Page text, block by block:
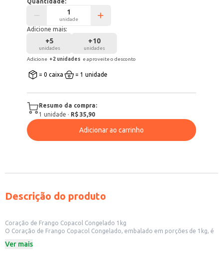
unidade
Adicione mais:
+5
unidades
+10
unidades
Adicione +2 unidades e aproveite o desconto
= 0 caixa = 1 unidade
Resumo da compra:
1 unidade · R$ 35,90
Adicionar ao carrinho
Descrição do produto
Coração de Frango Copacol Congelado 1kg
O Coração de Frango Copacol Congelado, embalado em porções de 1kg, é
diversos preparos culinários, o produto já vem congelado, facilitando o
Ver mais